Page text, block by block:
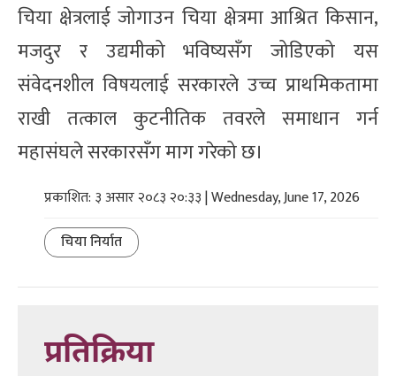
चिया क्षेत्रलाई जोगाउन चिया क्षेत्रमा आश्रित किसान,
मजदुर र उद्यमीको भविष्यसँग जोडिएको यस
संवेदनशील विषयलाई सरकारले उच्च प्राथमिकतामा
राखी तत्काल कुटनीतिक तवरले समाधान गर्न
महासंघले सरकारसँग माग गरेको छ।
प्रकाशित: ३ असार २०८३ २०:३३ | Wednesday, June 17, 2026
चिया निर्यात
प्रतिक्रिया